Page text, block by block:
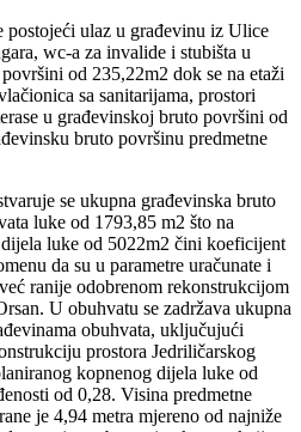
postojeći ulaz u građevinu iz Ulice
wc-a za invalide i stubišta u
od 235,22m2 dok se na etaži
sa sanitarijama, prostori
u građevinskoj bruto površini od
bruto površinu predmetne
se ukupna građevinska bruto
luke od 1793,85 m2 što na
luke od 5022m2 čini koeficijent
da su u parametre uračunate i
ranije odobrenom rekonstrukcijom
U obuhvatu se zadržava ukupna
obuhvata, uključujući
prostora Jedriličarskog
kopnenog dijela luke od
od 0,28. Visina predmetne
je 4,94 metra mjereno od najniže